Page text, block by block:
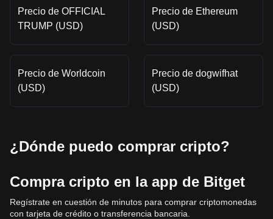
Precio de OFFICIAL
TRUMP (USD)
Precio de Ethereum
(USD)
Precio de Worldcoin
(USD)
Precio de dogwifhat
(USD)
¿Dónde puedo comprar cripto?
Compra cripto en la app de Bitget
Regístrate en cuestión de minutos para comprar criptomonedas
con tarjeta de crédito o transferencia bancaria.